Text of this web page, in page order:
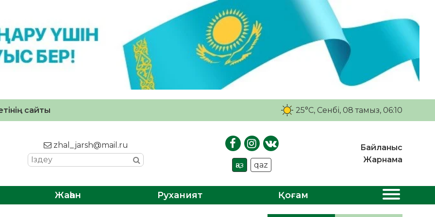
сайты 25°C, Сенбі, 08 тамыз, 06:10
zhal_jarsh@mail.ru
қаз qaz
Байланыс
Жарнама
Жаһан Руханият Қоғам